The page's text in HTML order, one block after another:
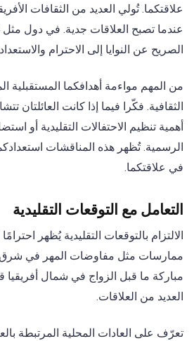
علاقتكما. تُولي العديد من الثقافات
عندما تصبح العلاقات جدية. في دول مثل
الصريح عن النوايا إلى الاحترام
من المهم مواءمة أهدافكما المستقبلية
الثقافية. فكّرا فيما إذا كانت العائلتان
أهمية تنظيم الاحتفالات التقليدية أو
الرسمية. تُظهر هذه المناقشات
في علاقتكما.
التعامل مع التوقعات التقليدية
الالتزام بالتوقعات التقليدية يُظهر
ممارسات مثل مفاوضات المهر في شرق
مباركة ما قبل الزواج في شمال أفريقيا
العديد من العلاقات.
تعرّف على العادات المحلية المرتبطة